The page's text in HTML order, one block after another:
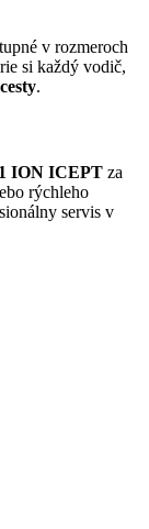
v rozmeroch
si každý vodič,
.
ION ICEPT za
rýchleho
servis v